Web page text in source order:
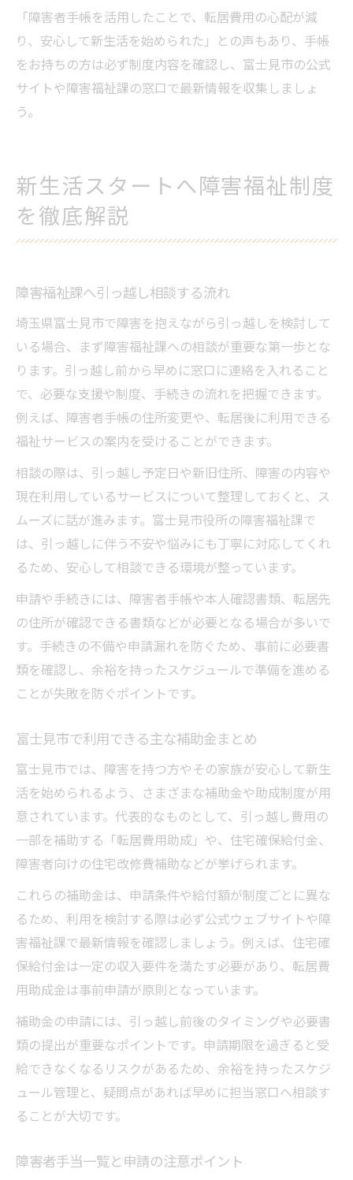
「障害者手帳を活用したことで、転居費用の心配が減
り、安心して新生活を始められた」との声もあり、手帳
をお持ちの方は必ず制度内容を確認し、富士見市の公式
サイトや障害福祉課の窓口で最新情報を収集しましょ
う。
新生活スタートへ障害福祉制度
を徹底解説
障害福祉課へ引っ越し相談する流れ
埼玉県富士見市で障害を抱えながら引っ越しを検討して
いる場合、まず障害福祉課への相談が重要な第一歩とな
ります。引っ越し前から早めに窓口に連絡を入れること
で、必要な支援や制度、手続きの流れを把握できます。
例えば、障害者手帳の住所変更や、転居後に利用できる
福祉サービスの案内を受けることができます。
相談の際は、引っ越し予定日や新旧住所、障害の内容や
現在利用しているサービスについて整理しておくと、ス
ムーズに話が進みます。富士見市役所の障害福祉課で
は、引っ越しに伴う不安や悩みにも丁寧に対応してくれ
るため、安心して相談できる環境が整っています。
申請や手続きには、障害者手帳や本人確認書類、転居先
の住所が確認できる書類などが必要となる場合が多いで
す。手続きの不備や申請漏れを防ぐため、事前に必要書
類を確認し、余裕を持ったスケジュールで準備を進める
ことが失敗を防ぐポイントです。
富士見市で利用できる主な補助金まとめ
富士見市では、障害を持つ方やその家族が安心して新生
活を始められるよう、さまざまな補助金や助成制度が用
意されています。代表的なものとして、引っ越し費用の
一部を補助する「転居費用助成」や、住宅確保給付金、
障害者向けの住宅改修費補助などが挙げられます。
これらの補助金は、申請条件や給付額が制度ごとに異な
るため、利用を検討する際は必ず公式ウェブサイトや障
害福祉課で最新情報を確認しましょう。例えば、住宅確
保給付金は一定の収入要件を満たす必要があり、転居費
用助成金は事前申請が原則となっています。
補助金の申請には、引っ越し前後のタイミングや必要書
類の提出が重要なポイントです。申請期限を過ぎると受
給できなくなるリスクがあるため、余裕を持ったスケジ
ュール管理と、疑問点があれば早めに担当窓口へ相談す
ることが大切です。
障害者手当一覧と申請の注意ポイント